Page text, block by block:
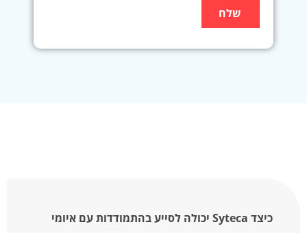
שלח
כיצד Syteca יכולה לסייע בהתמודדות עם איומי